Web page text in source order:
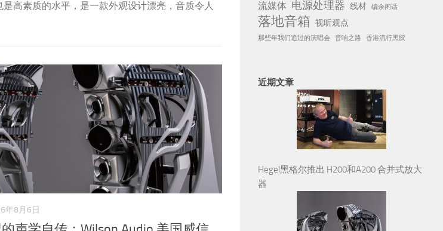
感，看到小音箱就想要买一对收藏，那么Joy绝对
外观还是声音，都是这样。但在质朴之中，却能
外还有着迷人的中频，漂亮的外观也值得称赞。试
势。D108C的官方建议是用于15平方米的空间，
年8月6日
流媒体 电源处理器 线材 编余闲话
落地音箱 视听观点
那些年我们追过的演唱会 音响之路 香港流行黑胶
近期文章
Hegel黑格尔推出 H200和A200 合并式放大
器